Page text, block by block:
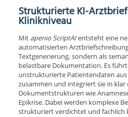
Strukturierte KI-
Klinikniveau
Mit apenio ScriptAIentsteht eine
automatisierten
Textgenerierung, sondern als
belastbare Dokumentation. Es
unstrukturierte Patientendaten
zusammen und integriert sie in
Dokumentstrukturen wie
Epikrise. Dabei werden komplexe
strukturiert verdichtet und fachlich